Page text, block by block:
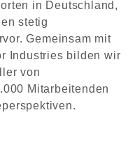
in Deutschland,
stetig
Gemeinsam mit
Industries bilden wir
von
Mitarbeitenden